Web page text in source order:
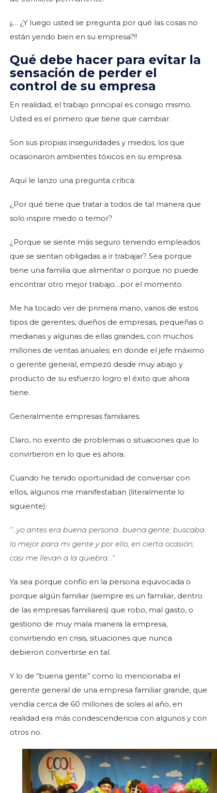
¡¡… ¿Y luego usted se pregunta por qué las cosas no
están yendo bien en su empresa?!!
Qué debe hacer para evitar la
sensación de perder el
control de su empresa
En realidad, el trabajo principal es consigo mismo.
Usted es el primero que tiene que cambiar.
Son sus propias inseguridades y miedos, los que
ocasionaron ambientes tóxicos en su empresa.
Aquí le lanzo una pregunta crítica:
¿Por qué tiene que tratar a todos de tal manera que
solo inspire miedo o temor?
¿Porque se siente más seguro teniendo empleados
que se sientan obligadas a ir trabajar? Sea porque
tiene una familia que alimentar o porque no puede
encontrar otro mejor trabajo…por el momento
Me ha tocado ver de primera mano, varios de estos
tipos de gerentes, dueños de empresas, pequeñas o
medianas y algunas de ellas grandes, con muchos
millones de ventas anuales; en donde el jefe máximo
o gerente general, empezó desde muy abajo y
producto de su esfuerzo logro el éxito que ahora
tiene.
Generalmente empresas familiares.
Claro, no exento de problemas o situaciones que lo
convirtieron en lo que es ahora.
Cuando he tenido oportunidad de conversar con
ellos, algunos me manifestaban (literalmente lo
siguiente):
“…yo antes era buena persona…buena gente; buscaba
lo mejor para mi gente y por ello, en cierta ocasión,
casi me llevan a la quiebra…”
Ya sea porque confío en la persona equivocada o
porque algún familiar (siempre es un familiar, dentro
de las empresas familiares) que robo, mal gasto, o
gestiono de muy mala manera la empresa,
convirtiendo en crisis, situaciones que nunca
debieron convertirse en tal.
Y lo de “buena gente” como lo mencionaba el
gerente general de una empresa familiar grande, que
vendía cerca de 60 millones de soles al año, en
realidad era más condescendencia con algunos y con
otros no.